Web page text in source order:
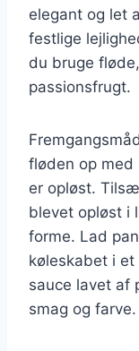
elegant og let
festlige
du bruge
passionsfrugt.
fløden op med
er opløst.
blevet opløst i
forme. Lad
køleskabet i et
sauce lavet af
smag og farve.